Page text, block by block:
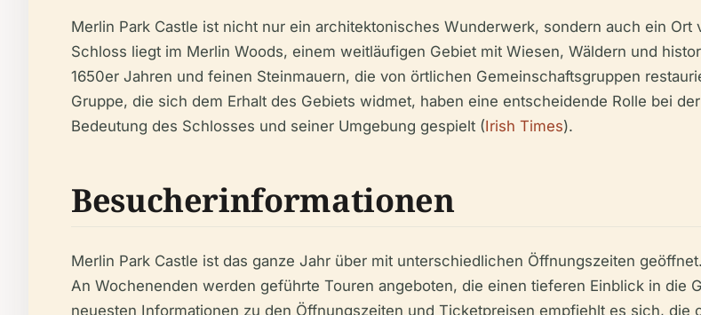
Merlin Park Castle ist nicht nur ein architektonisches Wunderwerk, sondern auch ein
Schloss liegt im Merlin Woods, einem weitläufigen Gebiet mit Wiesen, Wäldern und
1650er Jahren und feinen Steinmauern, die von örtlichen Gemeinschaftsgruppen
Gruppe, die sich dem Erhalt des Gebiets widmet, haben eine entscheidende Rolle bei
Bedeutung des Schlosses und seiner Umgebung gespielt (Irish Times).
Besucherinformationen
Merlin Park Castle ist das ganze Jahr über mit unterschiedlichen Öffnungszeiten
An Wochenenden werden geführte Touren angeboten, die einen tieferen Einblick in die
neuesten Informationen zu den Öffnungszeiten und Ticketpreisen empfiehlt es sich, die